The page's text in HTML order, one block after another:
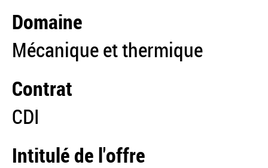
Domaine
Mécanique et thermique
Contrat
CDI
Intitulé de l'offre